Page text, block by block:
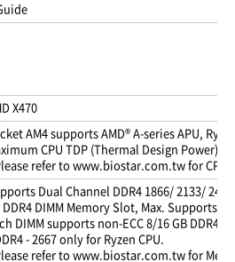
X470
AM4 supports AMD® A-series APU,
CPU TDP (Thermal Design Power):
refer to www.biostar.com.tw for CPU
Dual Channel DDR4 1866/ 2133/
DDR4 DIMM Memory Slot, Max. Supports
DIMM supports non-ECC 8/16 GB DDR4
- 2667 only for Ryzen CPU.
refer to www.biostar.com.tw for